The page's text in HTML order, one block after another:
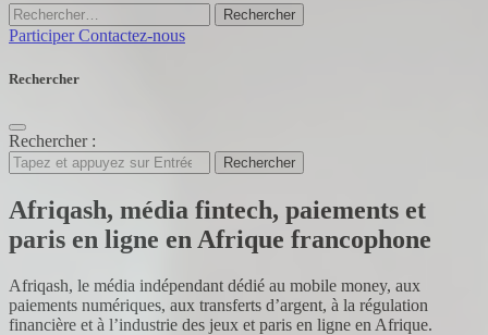
Rechercher
ParticiperContactez-nous
Rechercher
Rechercher :
Rechercher
Afriqash, média fintech, paiements et
paris en ligne en Afrique francophone
Afriqash, le média indépendant dédié au mobile money, aux
paiements numériques, aux transferts d’argent, à la régulation
financière et à l’industrie des jeux et paris en ligne en Afrique.